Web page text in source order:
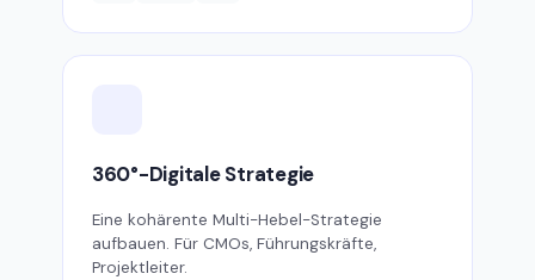
360°-Digitale Strategie
Eine kohärente Multi-Hebel-Strategie
aufbauen. Für CMOs, Führungskräfte,
Projektleiter.